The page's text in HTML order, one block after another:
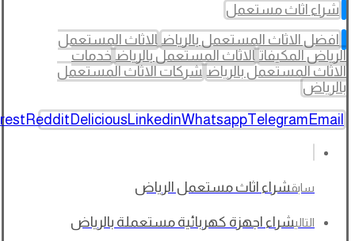
شراء اثاث مستعمل
افضل الاثاث المستعمل بالرياض الاثاث المستعمل
الرياض المكيفات الاثاث المستعمل بالرياض خدمات
الاثاث المستعمل بالرياض شركات الاثاث المستعمل
بالرياض
Reddit DeliciousLinkedinWhatsappTelegram Email
سابقشراء اثاث مستعمل الرياض
التاليشراء اجهزة كهربائية مستعملة بالرياض